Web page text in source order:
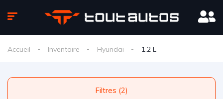
Accueil Inventaire Hyundai 1.2 L
Filtres (2)